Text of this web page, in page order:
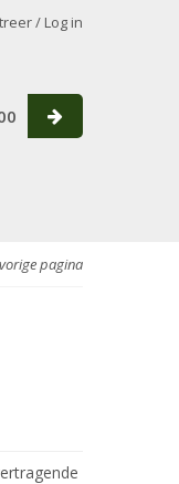
/ Log in
pagina